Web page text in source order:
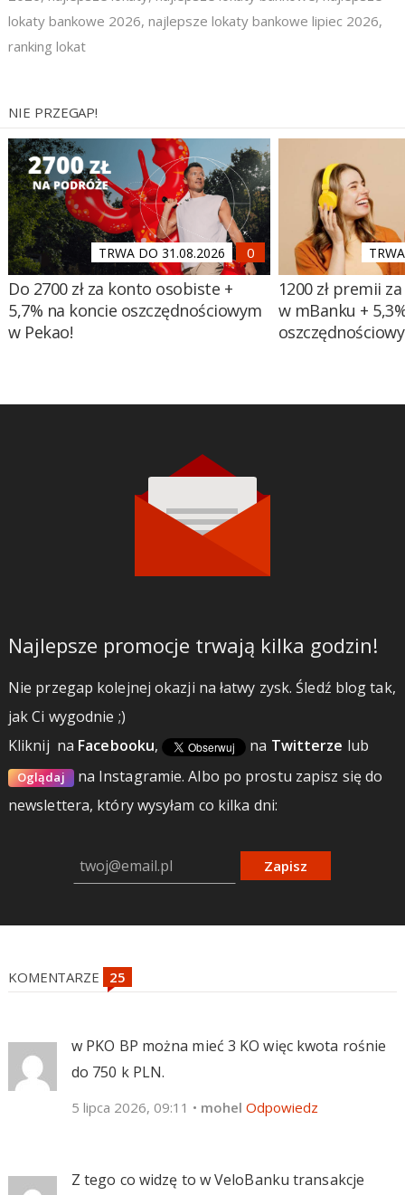
lokaty bankowe 2026, najlepsze lokaty bankowe lipiec 2026,
ranking lokat
NIE PRZEGAP!
TRWA DO 31.08.2026
Do 2700 zł za konto osobiste +
5,7% na koncie oszczędnościowym
w Pekao!
1200 zł premii
w mBanku +
Najlepsze promocje trwają kilka godzin!
Nie przegap kolejnej okazji na łatwy zysk. Śledź blog tak,
jak Ci wygodnie ;)
Kliknij na Facebooku, na Twitterze lub
Oglądaj na Instagramie.Albo po prostu zapisz się do
newslettera, który wysyłam co kilka dni:
Zapisz
KOMENTARZE
w PKO BP można mieć 3 KO więc kwota rośnie
do 750 k PLN.
5 lipca 2026, 09:11 • mohel Odpowiedz
Z tego co widzę to w VeloBanku transakcje